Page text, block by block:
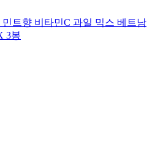
트향 비타민C 과일 믹스 베트남
3봉